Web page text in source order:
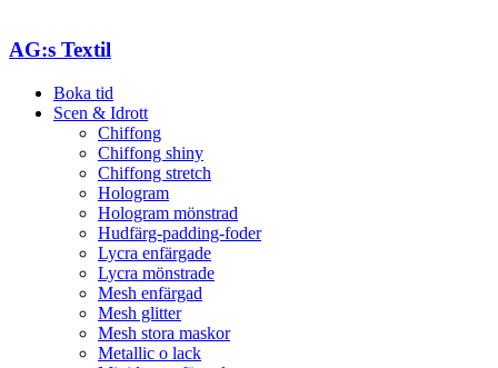
AG:s Textil
Boka tid
Scen & Idrott
Chiffong
Chiffong shiny
Chiffong stretch
Hologram
Hologram mönstrad
Hudfärg-padding-foder
Lycra enfärgade
Lycra mönstrade
Mesh enfärgad
Mesh glitter
Mesh stora maskor
Metallic o lack